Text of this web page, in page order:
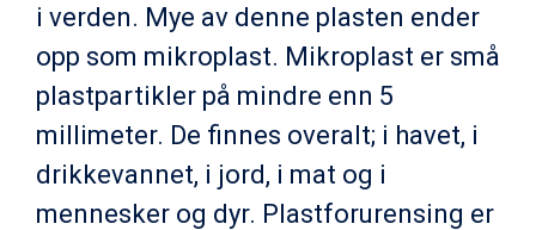
i verden. Mye av denne plasten ender
opp som mikroplast. Mikroplast er små
plastpartikler på mindre enn 5
millimeter. De finnes overalt; i havet, i
drikkevannet, i jord, i mat og i
mennesker og dyr. Plastforurensing er